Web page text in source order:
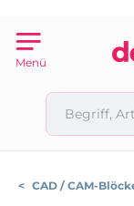
Menü
< CAD / CAM-